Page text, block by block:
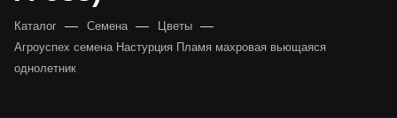
Каталог — Семена — Цветы —
Агроуспех семена Настурция Пламя махровая вьющаяся
однолетник